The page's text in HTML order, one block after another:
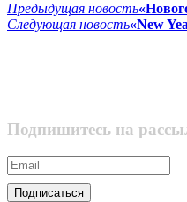
Предыдущая новость
Следующая новость«New
Подпишитесь на